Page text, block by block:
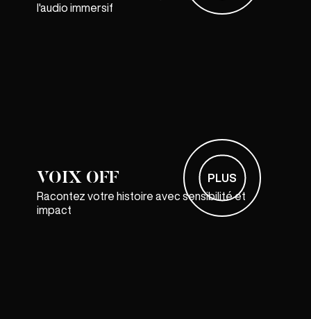
l'audio immersif
VOIX OFF
Racontez votre histoire avec sensibilité et
impact
PLUS